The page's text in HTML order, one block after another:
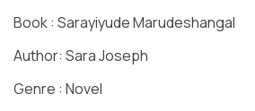
Book : Sarayiyude Marudeshangal
Author: Sara Joseph
Genre : Novel